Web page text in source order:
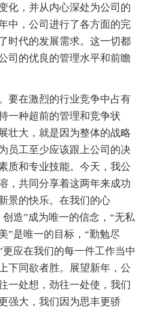
化，并从内心深处为公司的
中，公司进行了各方面的完
时代的发展需求。这一切都
司的优良的管理水平和前瞻
要在激烈的行业竞争中占有
一种超前的管理和竞争状
壮大，就是因为整体的战略
员工至少应该跟上公司的决
质和专业技能。今天，我公
，共同分享着这两年来成功
景的快乐。在我们的心
造”成为唯一的信念，“无私
”是唯一的目标，“勤勉尽
应在我们的每一件工作当中
下同欲者胜。展望新年，公
一处想，劲往一处使，我们
强大，我们因为思丰更骄